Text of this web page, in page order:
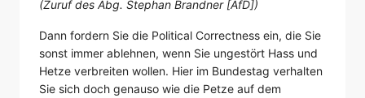
(Zuruf des Abg. Stephan Brandner [AfD])
Dann fordern Sie die Political Correctness ein, die Sie
sonst immer ablehnen, wenn Sie ungestört Hass und
Hetze verbreiten wollen. Hier im Bundestag verhalten
Sie sich doch genauso wie die Petze auf dem